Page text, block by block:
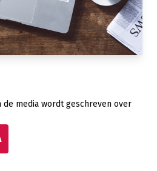
de media wordt geschreven over